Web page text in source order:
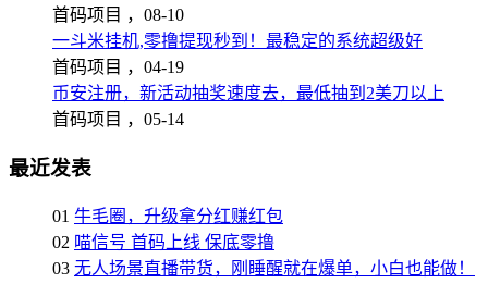
首码项目 ， 08-10
一斗米挂机,零撸提现秒到！最稳定的系统超级好
首码项目 ， 04-19
币安注册，新活动抽奖速度去，最低抽到2美刀以上
首码项目 ， 05-14
最近发表
01 牛毛圈，升级拿分红赚红包
02 喵信号 首码上线 保底零撸
03 无人场景直播带货，刚睡醒就在爆单，小白也能做！